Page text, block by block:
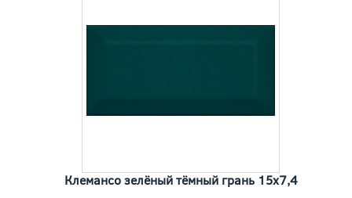
Клемансо зелёный тёмный грань 15x7,4